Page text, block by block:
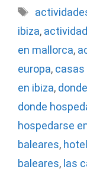
Etiquetas
ibiza,
en mallorca,
europa, casas
en ibiza,
donde
hospedarse
baleares,
baleares, las